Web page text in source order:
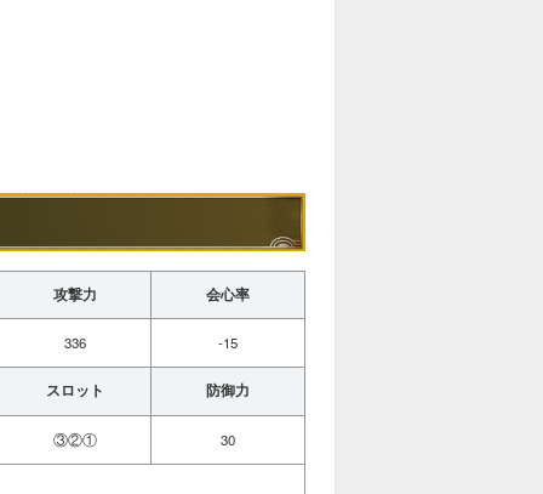
攻撃力 会心率
336 -15
スロット 防御力
③②① 30